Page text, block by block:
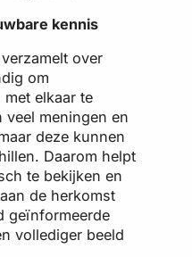
kennis
over
om
elkaar te
veel meningen en
deze kunnen
Daarom helpt
te bekijken en
de herkomst
geïnformeerde
vollediger beeld